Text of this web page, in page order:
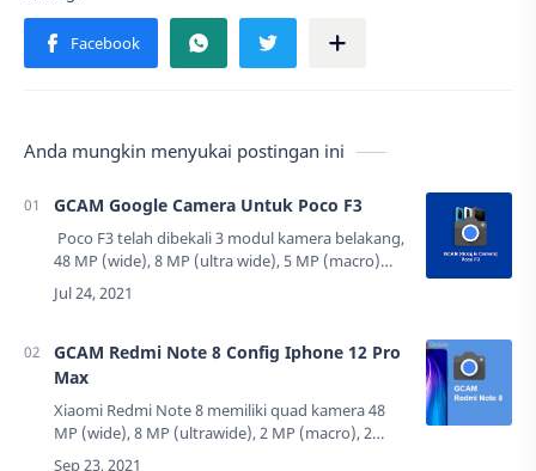
Anda mungkin menyukai postingan ini
GCAM Google Camera Untuk Poco F3
Poco F3 telah dibekali 3 modul kamera belakang,
48 MP (wide), 8 MP (ultra wide), 5 MP (macro)
dan kamera depan 20 MP (wide) dengan
dilengkapi fitur HDR, Panorama. Ponsel…
GCAM Redmi Note 8 Config Iphone 12 Pro
Max
Xiaomi Redmi Note 8 memiliki quad kamera 48
MP (wide), 8 MP (ultrawide), 2 MP (macro), 2
MP(depth), dan kamera depan 13 MP dengan